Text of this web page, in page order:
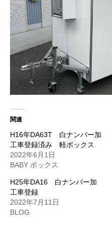
関連
H16年DA63T 白ナンバー加
工車登録済み 軽ボックス
2022年6月1日
BABY ボックス
H25年DA16 白ナンバー加
工車登録
2022年7月11日
BLOG